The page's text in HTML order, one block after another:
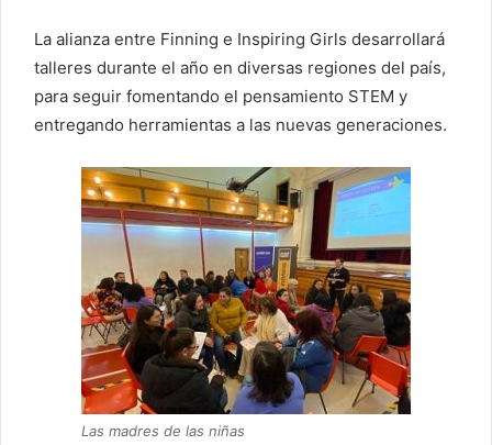
La alianza entre Finning e Inspiring Girls desarrollará
talleres durante el año en diversas regiones del país,
para seguir fomentando el pensamiento STEM y
entregando herramientas a las nuevas generaciones.
Las madres de las niñas